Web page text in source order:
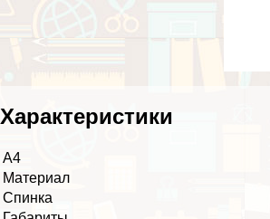
Хаpaктеристики
А4
Материал
Спинка